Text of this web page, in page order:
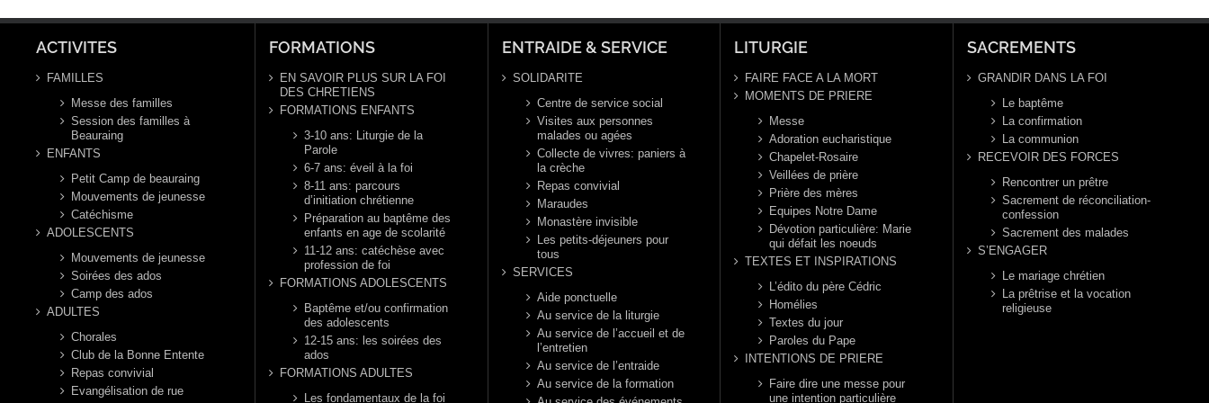
année B
année B
ACTIVITES
FAMILLES
Messe des familles
Session des familles à
Beauraing
ENFANTS
Petit Camp de beauraing
Mouvements de jeunesse
Catéchisme
ADOLESCENTS
Mouvements de jeunesse
Soirées des ados
Camp des ados
ADULTES
Chorales
Club de la Bonne Entente
Repas convivial
Evangélisation de rue
FORMATIONS
EN SAVOIR PLUS SUR LA FOI
DES CHRETIENS
FORMATIONS ENFANTS
3-10 ans: Liturgie de la
Parole
6-7 ans: éveil à la foi
8-11 ans: parcours
d’initiation chrétienne
Préparation au baptême des
enfants en age de scolarité
11-12 ans: catéchèse avec
profession de foi
FORMATIONS ADOLESCENTS
Baptême et/ou confirmation
des adolescents
12-15 ans: les soirées des
ados
FORMATIONS ADULTES
Les fondamentaux de la foi
ENTRAIDE & SERVICE
SOLIDARITE
Centre de service social
Visites aux personnes
malades ou agées
Collecte de vivres: paniers à
la crèche
Repas convivial
Maraudes
Monastère invisible
Les petits-déjeuners pour
tous
SERVICES
Aide ponctuelle
Au service de la liturgie
Au service de l’accueil et de
l’entretien
Au service de l’entraide
Au service de la formation
LITURGIE
FAIRE FACE A LA MORT
MOMENTS DE PRIERE
Messe
Adoration eucharistique
Chapelet-Rosaire
Veillées de prière
Prière des mères
Equipes Notre Dame
Dévotion particulière: Marie
qui défait les noeuds
TEXTES ET INSPIRATIONS
L’édito du père Cédric
Homélies
Textes du jour
Paroles du Pape
INTENTIONS DE PRIERE
Faire dire une messe pour
une intention particulière
SACREMENTS
GRANDIR DANS LA FOI
Le baptême
La confirmation
La communion
RECEVOIR DES FORCES
Rencontrer un prêtre
Sacrement de réconciliation-
confession
Sacrement des malades
S’ENGAGER
Le mariage chrétien
La prêtrise et la vocation
religieuse